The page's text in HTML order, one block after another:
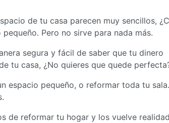
de tu casa parecen muy sencillos,
Pero no sirve para nada más.
segura y fácil de saber que tu dinero
tu casa, ¿No quieres que quede
espacio pequeño, o reformar toda tu
de reformar tu hogar y los vuelve